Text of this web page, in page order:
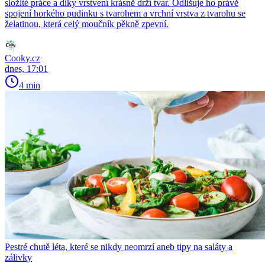
složité práce a díky vrstvení krásně drží tvar. Odlišuje ho právě
spojení horkého pudinku s tvarohem a vrchní vrstva z tvarohu se
želatinou, která celý moučník pěkně zpevní.
Cooky.cz
dnes, 17:01
4 min
Pestré chutě léta, které se nikdy neomrzí aneb tipy na saláty a
zálivky